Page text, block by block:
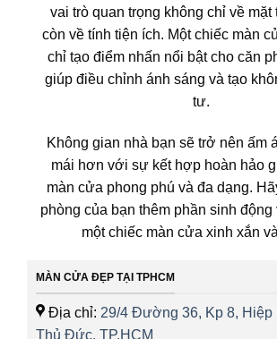
vai trò quan trọng không chỉ về mặt
còn về tính tiện ích. Một chiếc màn
chỉ tạo điểm nhấn nổi bật cho căn
giúp điều chỉnh ánh sáng và tạo
tư.
Không gian nhà bạn sẽ trở nên ấm
mái hơn với sự kết hợp hoàn hảo
màn cửa phong phú và đa dạng.
phòng của bạn thêm phần sinh
một chiếc màn cửa xinh xắn
MÀN CỬA ĐẸP TẠI TPHCM
Địa chỉ: 29/4 Đường 36, Kp 8, Hiệp
Thủ Đức, TP.HCM